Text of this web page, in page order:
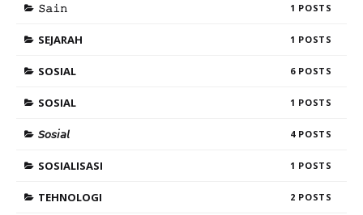
𝚂𝚊𝚒𝚗 1
SEJARAH 1
SOSIAL 6
SOSIAL 1
𝘚𝘰𝘴𝘪𝘢𝘭 4
SOSIALISASI 1
TEHNOLOGI 2